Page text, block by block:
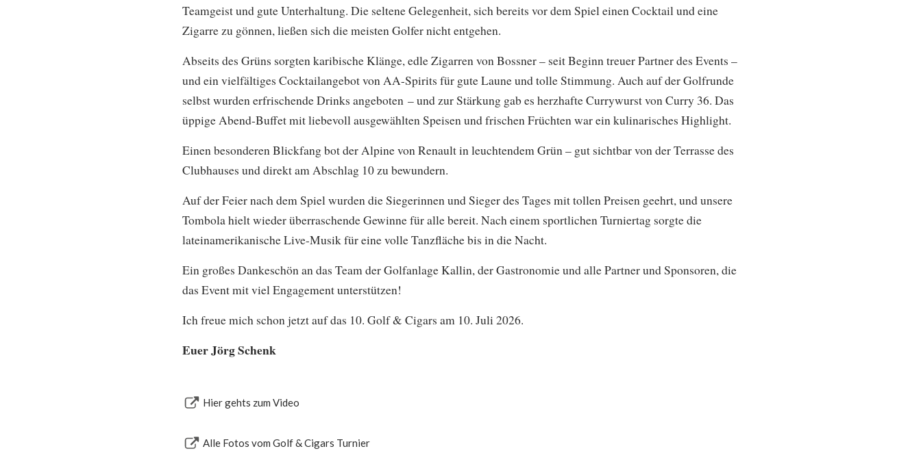
Teamgeist und gute Unterhaltung. Die seltene Gelegenheit, sich bereits vor dem Spiel einen Cocktail und eine
Zigarre zu gönnen, ließen sich die meisten Golfer nicht entgehen.
Abseits des Grüns sorgten karibische Klänge, edle Zigarren von Bossner – seit Beginn treuer Partner des Events –
und ein vielfältiges Cocktailangebot von AA-Spirits für gute Laune und tolle Stimmung. Auch auf der Golfrunde
selbst wurden erfrischende Drinks angeboten – und zur Stärkung gab es herzhafte Currywurst von Curry 36. Das
üppige Abend-Buffet mit liebevoll ausgewählten Speisen und frischen Früchten war ein kulinarisches Highlight.
Einen besonderen Blickfang bot der Alpine von Renault in leuchtendem Grün – gut sichtbar von der Terrasse des
Clubhauses und direkt am Abschlag 10 zu bewundern.
Auf der Feier nach dem Spiel wurden die Siegerinnen und Sieger des Tages mit tollen Preisen geehrt, und unsere
Tombola hielt wieder überraschende Gewinne für alle bereit. Nach einem sportlichen Turniertag sorgte die
lateinamerikanische Live-Musik für eine volle Tanzfläche bis in die Nacht.
Ein großes Dankeschön an das Team der Golfanlage Kallin, der Gastronomie und alle Partner und Sponsoren, die
das Event mit viel Engagement unterstützen!
Ich freue mich schon jetzt auf das 10. Golf & Cigars am 10. Juli 2026.
Euer Jörg Schenk
Hier gehts zum Video
Alle Fotos vom Golf & Cigars Turnier